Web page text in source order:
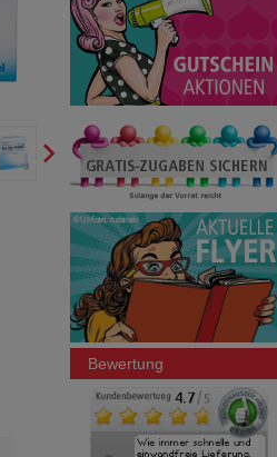
SALVIATHYMOL N Madaus Tropfen
Bewertung